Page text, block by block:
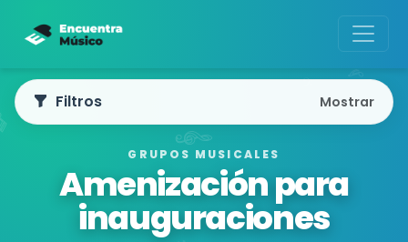
GRUPOS MUSICALES
Amenización para
inauguraciones
Filtros Mostrar